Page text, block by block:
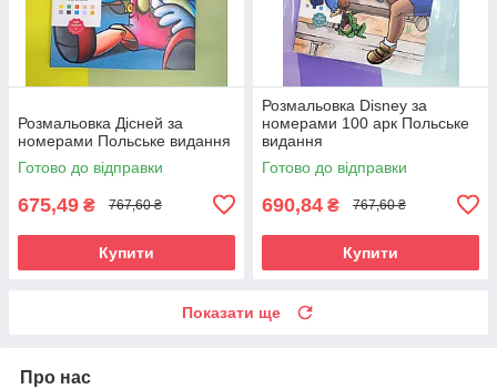
Розмальовка Дісней за
номерами Польське видання
Готово до відправки
675,49 ₴ 767,60 ₴
Купити
Розмальовка Disney за
номерами 100 арк Польське
видання
Готово до відправки
690,84 ₴ 767,60 ₴
Купити
Показати ще
Про нас